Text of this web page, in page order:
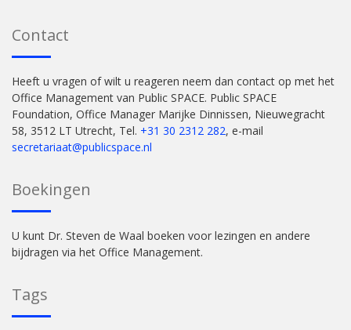
Contact
Heeft u vragen of wilt u reageren neem dan contact op met het
Office Management van Public SPACE. Public SPACE
Foundation, Office Manager Marijke Dinnissen, Nieuwegracht
58, 3512 LT Utrecht, Tel. +31 30 2312 282, e-mail
secretariaat@publicspace.nl
Boekingen
U kunt Dr. Steven de Waal boeken voor lezingen en andere
bijdragen via het Office Management.
Tags